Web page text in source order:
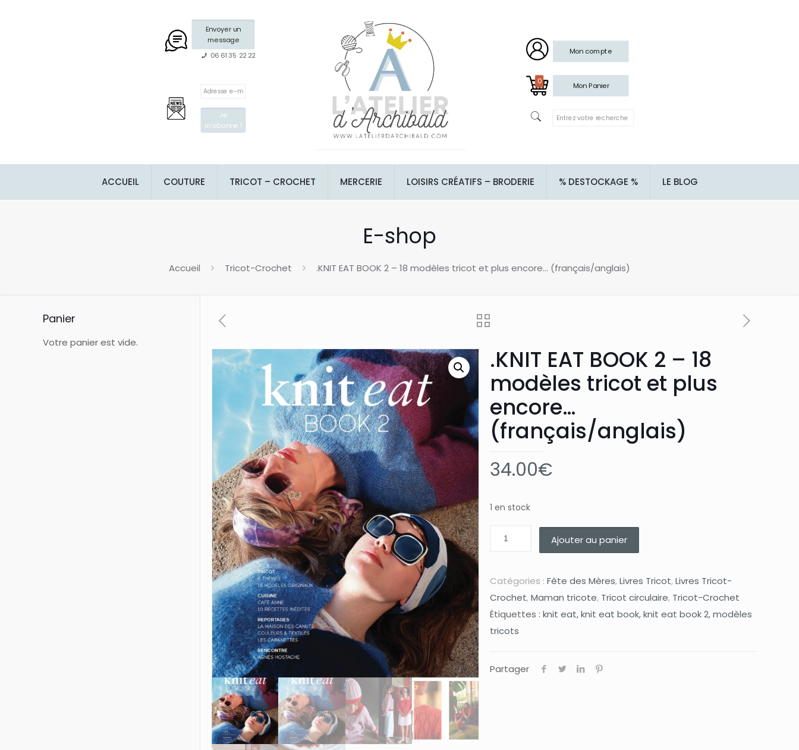
Envoyer un
message
06 61 35 22 22
Mon compte
0 Mon Panier
ACCUEIL COUTURE TRICOT – CROCHET MERCERIE LOISIRS CRÉATIFS – BRODERIE % DESTOCKAGE % LE BLOG
E-shop
Accueil Tricot-Crochet .KNIT EAT BOOK 2 – 18 modèles tricot et plus encore… (français/anglais)
.KNIT EAT BOOK 2 – 18
modèles tricot et plus
encore…
(français/anglais)
34.00€
1 en stock
Ajouter au panier
Catégories : Fête des Mères,Livres Tricot,Livres Tricot-
Crochet,Maman tricote, Tricot circulaire, Tricot-Crochet
Étiquettes : knit eat,knit eat book,knit eat book 2,modèles
tricots
Partager
Panier
Votre panier est vide.